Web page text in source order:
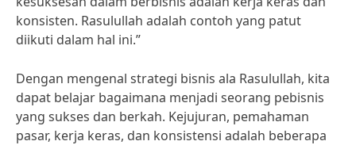
konsisten. Rasulullah adalah contoh yang patut
diikuti dalam hal ini.”
Dengan mengenal strategi bisnis ala Rasulullah, kita
dapat belajar bagaimana menjadi seorang pebisnis
yang sukses dan berkah. Kejujuran, pemahaman
pasar, kerja keras, dan konsistensi adalah beberapa